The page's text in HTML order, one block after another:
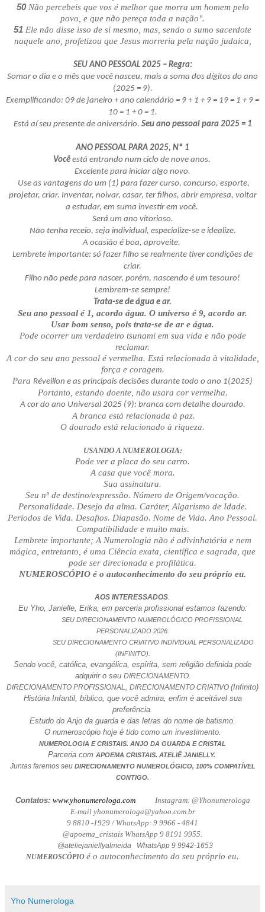
50 Não percebeis que vos é melhor que morra um homem pelo
povo, e que não pereça toda a nação".
51 Ele não disse isso de si mesmo, mas, sendo o sumo sacerdote
naquele ano, profetizou que Jesus morreria pela nação judaica,
SEU ANO PESSOAL 2025 – Regra:
Somar o dia e o mês que você nasceu, mais a soma dos dígitos do ano
(2025 = 9).
Exemplificando: 09 de janeiro + ano calendário = 9 + 1 + 9 = 19 = 1 + 9 =
10 = 1 + 0 = 1.
Está aí seu presente de aniversário. Seu ano pessoal para 2025 = 1
ANO PESSOAL PARA 2025, Nº 1
Vocêestá entrando num ciclo de nove anos.
Excelente para iniciar algo novo.
Use as vantagens do um (1) para fazer curso, concurso, esporte,
projetar, criar. Inventar, noivar, casar, ter filhos, abrir empresa, voltar
a estudar, em suma investir em você.
Será um ano vitorioso.
Não tenha receio, seja individual, especialize-se e idealize.
A ocasião é boa, aproveite.
Lembrete importante: só fazer filho se realmente tiver condições de
criar.
Filho não pede para nascer, porém, nascendo é um tesouro!
Lembrem-se sempre!
Trata-se de água e ar.
Seu ano pessoal é 1, acordo água. O universo é 9, acordo ar.
Usar bom senso, pois trata-se de ar e água.
Pode ocorrer um verdadeiro tsunami em sua vida e não pode
reclamar.
A cor do seu ano pessoal é vermelha. Está relacionada à vitalidade,
força e coragem.
Para Réveillon e as principais decisões durante todo o ano 1(2025)
Portanto, estando doente, não usara cor vermelha.
A cor do ano Universal 2025 (9): branca com detalhe dourado.
A branca está relacionada à paz.
O dourado está relacionado à riqueza.
USANDO A NUMEROLOGIA:
Pode ver a placa do seu carro.
A casa que você mora.
Sua assinatura.
Seu nº de destino/expressão. Número de Origem/vocação.
Personalidade. Desejo da alma. Caráter, Algarismo de Idade.
Períodos de Vida. Desafios. Diapasão. Nome de Vida. Ano Pessoal.
Compatibilidade e muito mais.
Lembrete importante; A Numerologia não é adivinhatória e nem
mágica, entretanto, é uma Ciência exata, científica e sagrada, que
pode ser direcionada e profilática.
NUMEROSCÓPIO é o autoconhecimento do seu próprio eu.
AOS INTERESSADOS.
Eu Yho, Janielle, Erika, em parceria profissional estamos fazendo:
SEU DIRECIONAMENTO NUMEROLÓGICO PROFISSIONAL
PERSONALIZADO 2026.
SEU DIRECIONAMENTO CRIATIVO INDIVIDUAL PERSONALIZADO
(INFINITO).
Sendo você, católica, evangélica, espírita, sem religião definida pode
adquirir o seu DIRECIONAMENTO.
DIRECIONAMENTO PROFISSIONAL, DIRECIONAMENTO CRIATIVO (Infinito)
História Infantil, bíblico, que você admira, enfim é aceitável sua
preferência.
Estudo do Anjo da guarda e das letras do nome de batismo.
O numeroscópio hoje é tido como um investimento.
NUMEROLOGIA E CRISTAIS. ANJO DA GUARDA E CRISTAL
Parceria com APOEMA CRISTAIS. ATELIÊ JANIELLY.
Juntas faremos seu DIRECIONAMENTO NUMEROLÓGICO, 100% COMPATÍVEL
CONTIGO.
Contatos: www.yhonumerologa.comInstagram: @Yhonumerologa
E-mail yhonumerologa@yahoo.com.br
9 8810 -1929 / WhatsApp: 9 9966 - 4841
@apoema_cristais WhatsApp 9 8191 9955.
@ateliejaniellyalmeida WhatsApp 9 9942-1653
NUMEROSCÓPIO é o autoconhecimento do seu próprio eu.
Yho Numerologa